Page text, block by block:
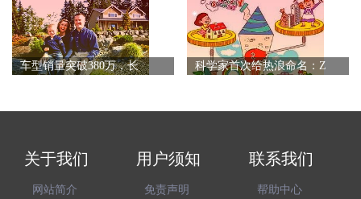
车型销量突破380万，长 科学家首次给热浪命名：Z
关于我们
网站简介
用户须知
免责声明
联系我们
帮助中心